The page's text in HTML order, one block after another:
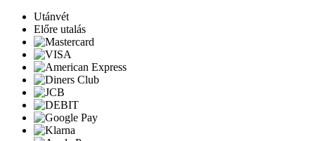
Utánvét
Előre utalás